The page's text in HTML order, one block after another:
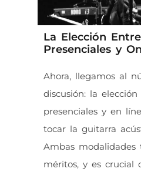
La Elección
Presenciales y
Ahora, llegamos al
discusión: la
presenciales y en
tocar la guitarra
Ambas modalidades
méritos, y es crucial